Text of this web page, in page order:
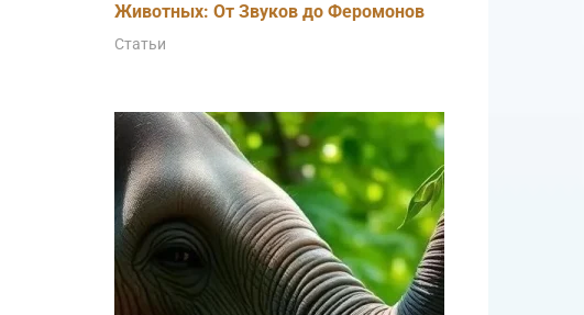
Животных: От Звуков до Феромонов
Статьи